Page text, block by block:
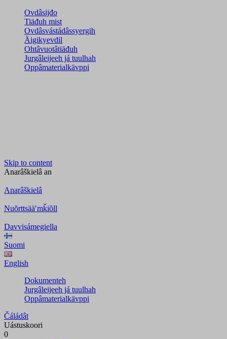
Ovdâsijđo
Tiäđuh mist
Ovdâsvástádâssyergih
Äigikyevdil
Ohtâvuotâtiäđuh
Jurgâleijeeh já tuulhah
Oppâmaterialkävppi
Skip to content
Anarâškielâ an
Anarâškielâ
Nuõrttsääʹmǩiõll
Davvisámegiella
Suomi
English
Dokumenteh
Jurgâleijeeh já tuulhah
Oppâmaterialkävppi
Čáládât
Uástuskoori
0